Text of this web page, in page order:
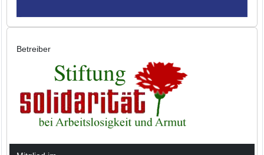
Betreiber